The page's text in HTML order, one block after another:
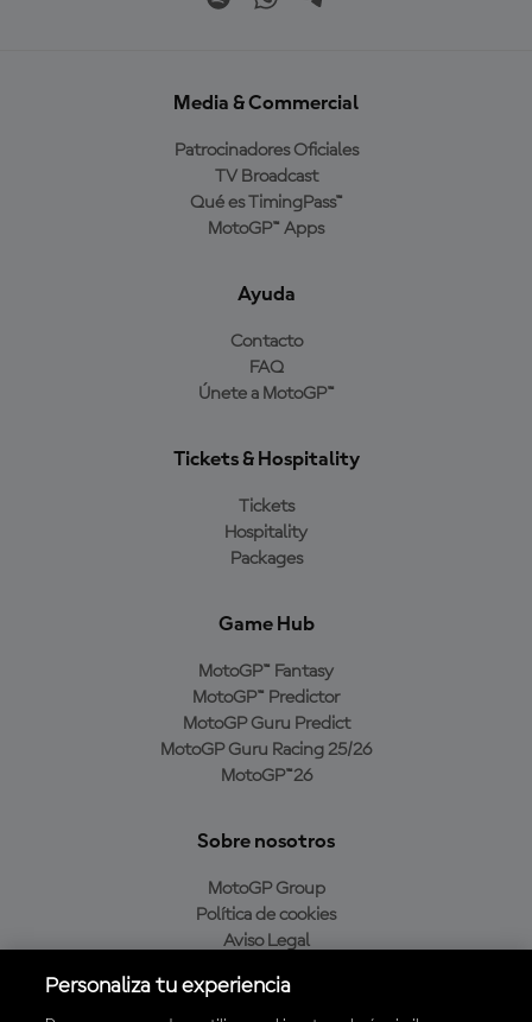
Media & Commercial
Patrocinadores Oficiales
TV Broadcast
Qué es TimingPass™
MotoGP™ Apps
Ayuda
Contacto
FAQ
Únete a MotoGP™
Tickets & Hospitality
Tickets
Hospitality
Packages
Game Hub
MotoGP™ Fantasy
MotoGP™ Predictor
MotoGP Guru Predict
MotoGP Guru Racing 25/26
MotoGP™26
Sobre nosotros
MotoGP Group
Política de cookies
Aviso Legal
Política de compra
Personaliza tu experiencia